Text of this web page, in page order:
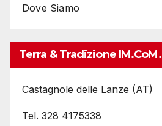
Dove Siamo
Terra & Tradizione IM.coM.
Castagnole delle Lanze (AT)
Tel. 328 4175338